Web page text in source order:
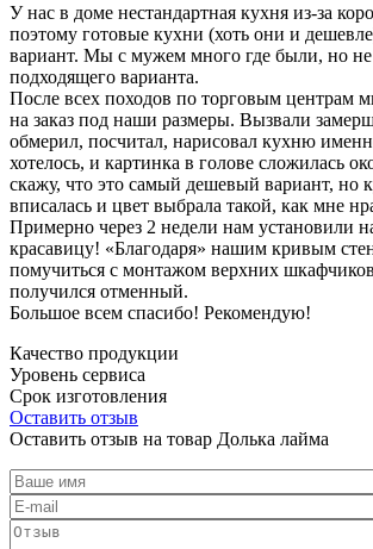
У нас в доме нестандартная кухня из-за
поэтому готовые кухни (хоть они и
вариант. Мы с мужем много где были, но
подходящего варианта.
После всех походов по торговым центрам
на заказ под наши размеры. Вызвали
обмерил, посчитал, нарисовал кухню
хотелось, и картинка в голове сложилась
скажу, что это самый дешевый вариант, но
вписалась и цвет выбрала такой, как мне
Примерно через 2 недели нам установили
красавицу! «Благодаря» нашим кривым
помучиться с монтажом верхних
получился отменный.
Большое всем спасибо! Рекомендую!
Качество продукции
Уровень сервиса
Срок изготовления
Оставить отзыв
Оставить отзыв на товар Долька лайма